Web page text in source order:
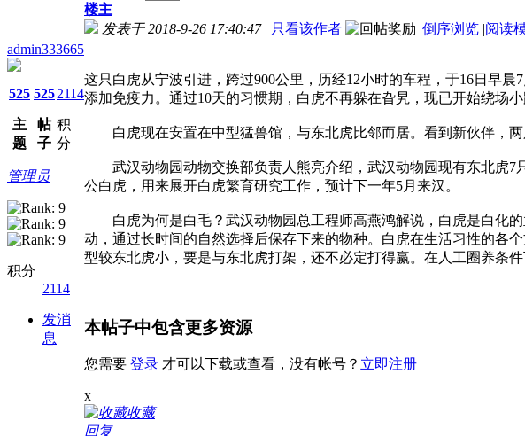
admin333665
525
主
题
525
帖
子
2114
积
分
管理员
积分
2114
发消
息
楼主
发表于 2018-9-26 17:40:47 | 只看该作者 |倒序浏览 |阅读
这只白虎从宁波引进，跨过900公里，历经12小时的车程，于16日早
添加免疫力。通过10天的习惯期，白虎不再躲在旮旯，现已开始绕场
白虎现在安置在中型猛兽馆，与东北虎比邻而居。看到新伙伴，两
武汉动物园动物交换部负责人熊亮介绍，武汉动物园现有东北虎7
公白虎，用来展开白虎繁育研究工作，预计下一年5月来汉。
白虎为何是白毛？武汉动物园总工程师高燕鸿解说，白虎是白化的
动，通过长时间的自然选择后保存下来的物种。白虎在生活习性的各
型较东北虎小，要是与东北虎打架，还不必定打得赢。在人工圈养条件
本帖子中包含更多资源
您需要 登录 才可以下载或查看，没有帐号？ 立即注册
x
收藏
回复